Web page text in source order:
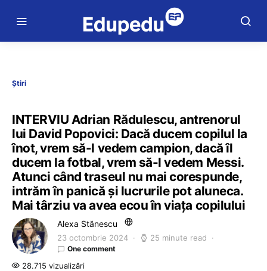
Știri
INTERVIU Adrian Rădulescu, antrenorul
lui David Popovici: Dacă ducem copilul la
înot, vrem să-l vedem campion, dacă îl
ducem la fotbal, vrem să-l vedem Messi.
Atunci când traseul nu mai corespunde,
intrăm în panică și lucrurile pot aluneca.
Mai târziu va avea ecou în viața copilului
Alexa Stănescu
23 octombrie 2024 25 minute read
One comment
28.715 vizualizări